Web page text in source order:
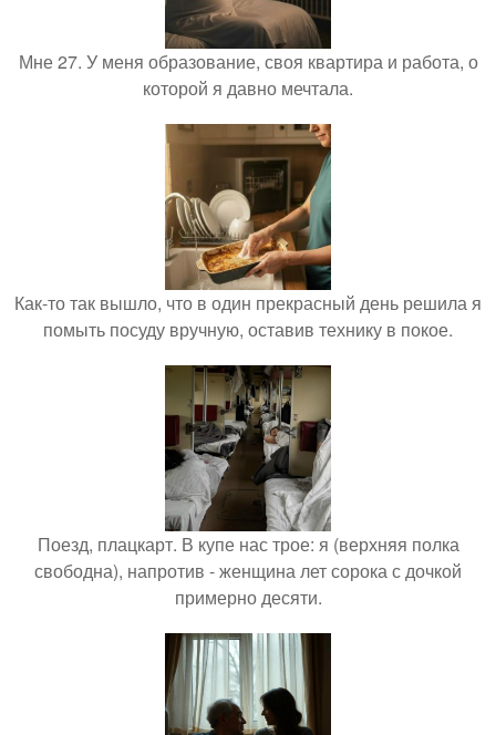
Мне 27. У меня образование, своя квартира и работа, о
которой я давно мечтала.
Как-то так вышло, что в один прекрасный день решила я
помыть посуду вручную, оставив технику в покое.
Поезд, плацкарт. В купе нас трое: я (верхняя полка
свободна), напротив - женщина лет сорока с дочкой
примерно десяти.